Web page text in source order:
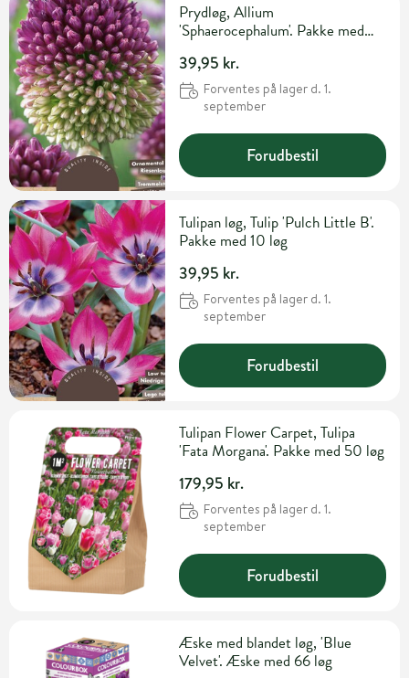
Prydløg, Allium
'Sphaerocephalum'. Pakke med
39,95 kr.
Forventes på lager d. 1.
september
Forudbestil
Tulipan løg, Tulip 'Pulch Little B'.
Pakke med 10 løg
39,95 kr.
Forventes på lager d. 1.
september
Forudbestil
Tulipan Flower Carpet, Tulipa
'Fata Morgana'. Pakke med 50 løg
179,95 kr.
Forventes på lager d. 1.
september
Forudbestil
Æske med blandet løg, 'Blue
Velvet'. Æske med 66 løg